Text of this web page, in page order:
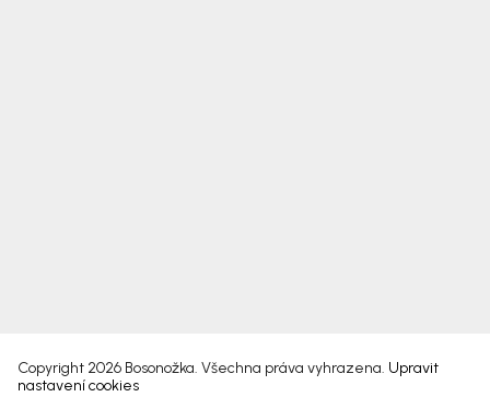
Copyright 2026 Bosonožka. Všechna práva vyhrazena. Upravit
nastavení cookies